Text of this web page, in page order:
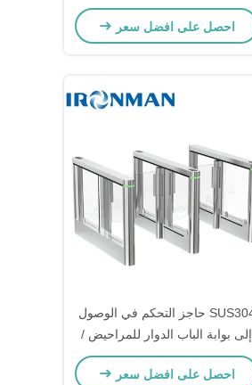
دوار مغناطيسي تلقائي
احصل على افضل سعر
SUS304 حاجز التحكم في الوصول
إلى بوابة الباب الدوار للمراحيض /
المكتبة
احصل على افضل سعر